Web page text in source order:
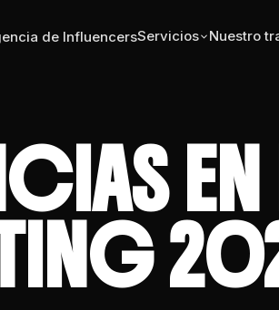
de InfluencersServicios Nuestro